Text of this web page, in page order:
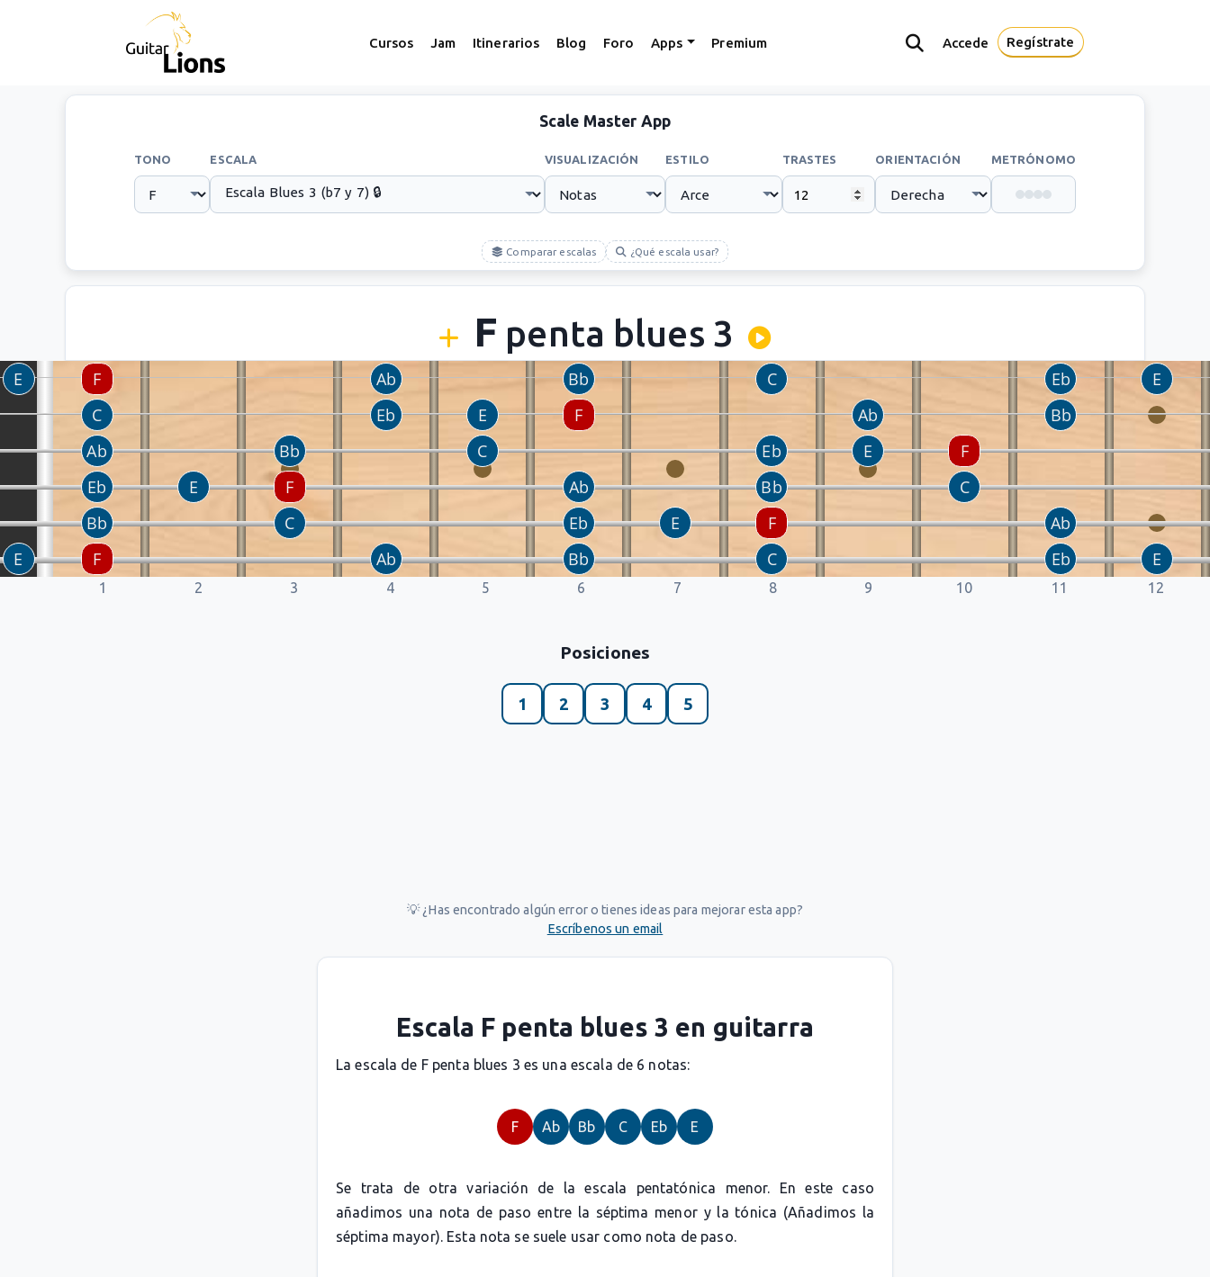
Cursos Jam Itinerarios Blog Foro Apps Premium Accede Regístrate
Scale Master App
TONO ESCALA VISUALIZACIÓN ESTILO TRASTES ORIENTACIÓN METRÓNOMO
Comparar escalas ¿Qué escala usar?
F penta blues 3
1 2 3 4 5 6 7 8 9 10 11 12
Posiciones
1 2 3 4 5
💡 ¿Has encontrado algún error o tienes ideas para mejorar esta app?
Escríbenos un email
Escala F penta blues 3 en guitarra
La escala de F penta blues 3 es una escala de 6 notas:
F Ab Bb C Eb E
Se trata de otra variación de la escala pentatónica menor. En este caso
añadimos una nota de paso entre la séptima menor y la tónica (Añadimos la
séptima mayor). Esta nota se suele usar como nota de paso.